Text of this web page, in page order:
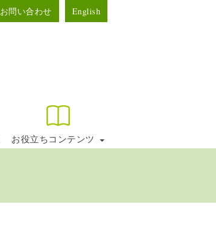
English
お問い合わせ
お役立ちコンテンツ